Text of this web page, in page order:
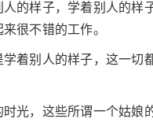
的样子，学着别人的
很不错的工作。
着别人的样子，这一切
光，这些所谓一个姑娘